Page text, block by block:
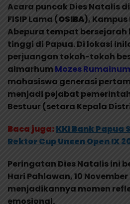
Acara puncak Dies Natalis
FISIP Lama (OSIBA), Kampus
Abepura tempat
tinggi di Papua. Di lokasi
perjuangan tokoh-tokoh
almarhumMozes Rumainum
mahasiswa generasi
menjadi pejabat
Bestuur (setara Kepala
Baca juga:KKI Bank Papua
Rektor Cup Uncen Open IX
Peringatan Dies Natalis ini
Hari Pahlawan, 10 November
menjadikannya momen
emosional.